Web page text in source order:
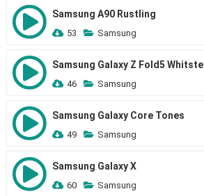
Samsung A90 Rustling
53 Samsung
Samsung Galaxy Z Fold5 Whitste
46 Samsung
Samsung Galaxy Core Tones
49 Samsung
Samsung Galaxy X
60 Samsung